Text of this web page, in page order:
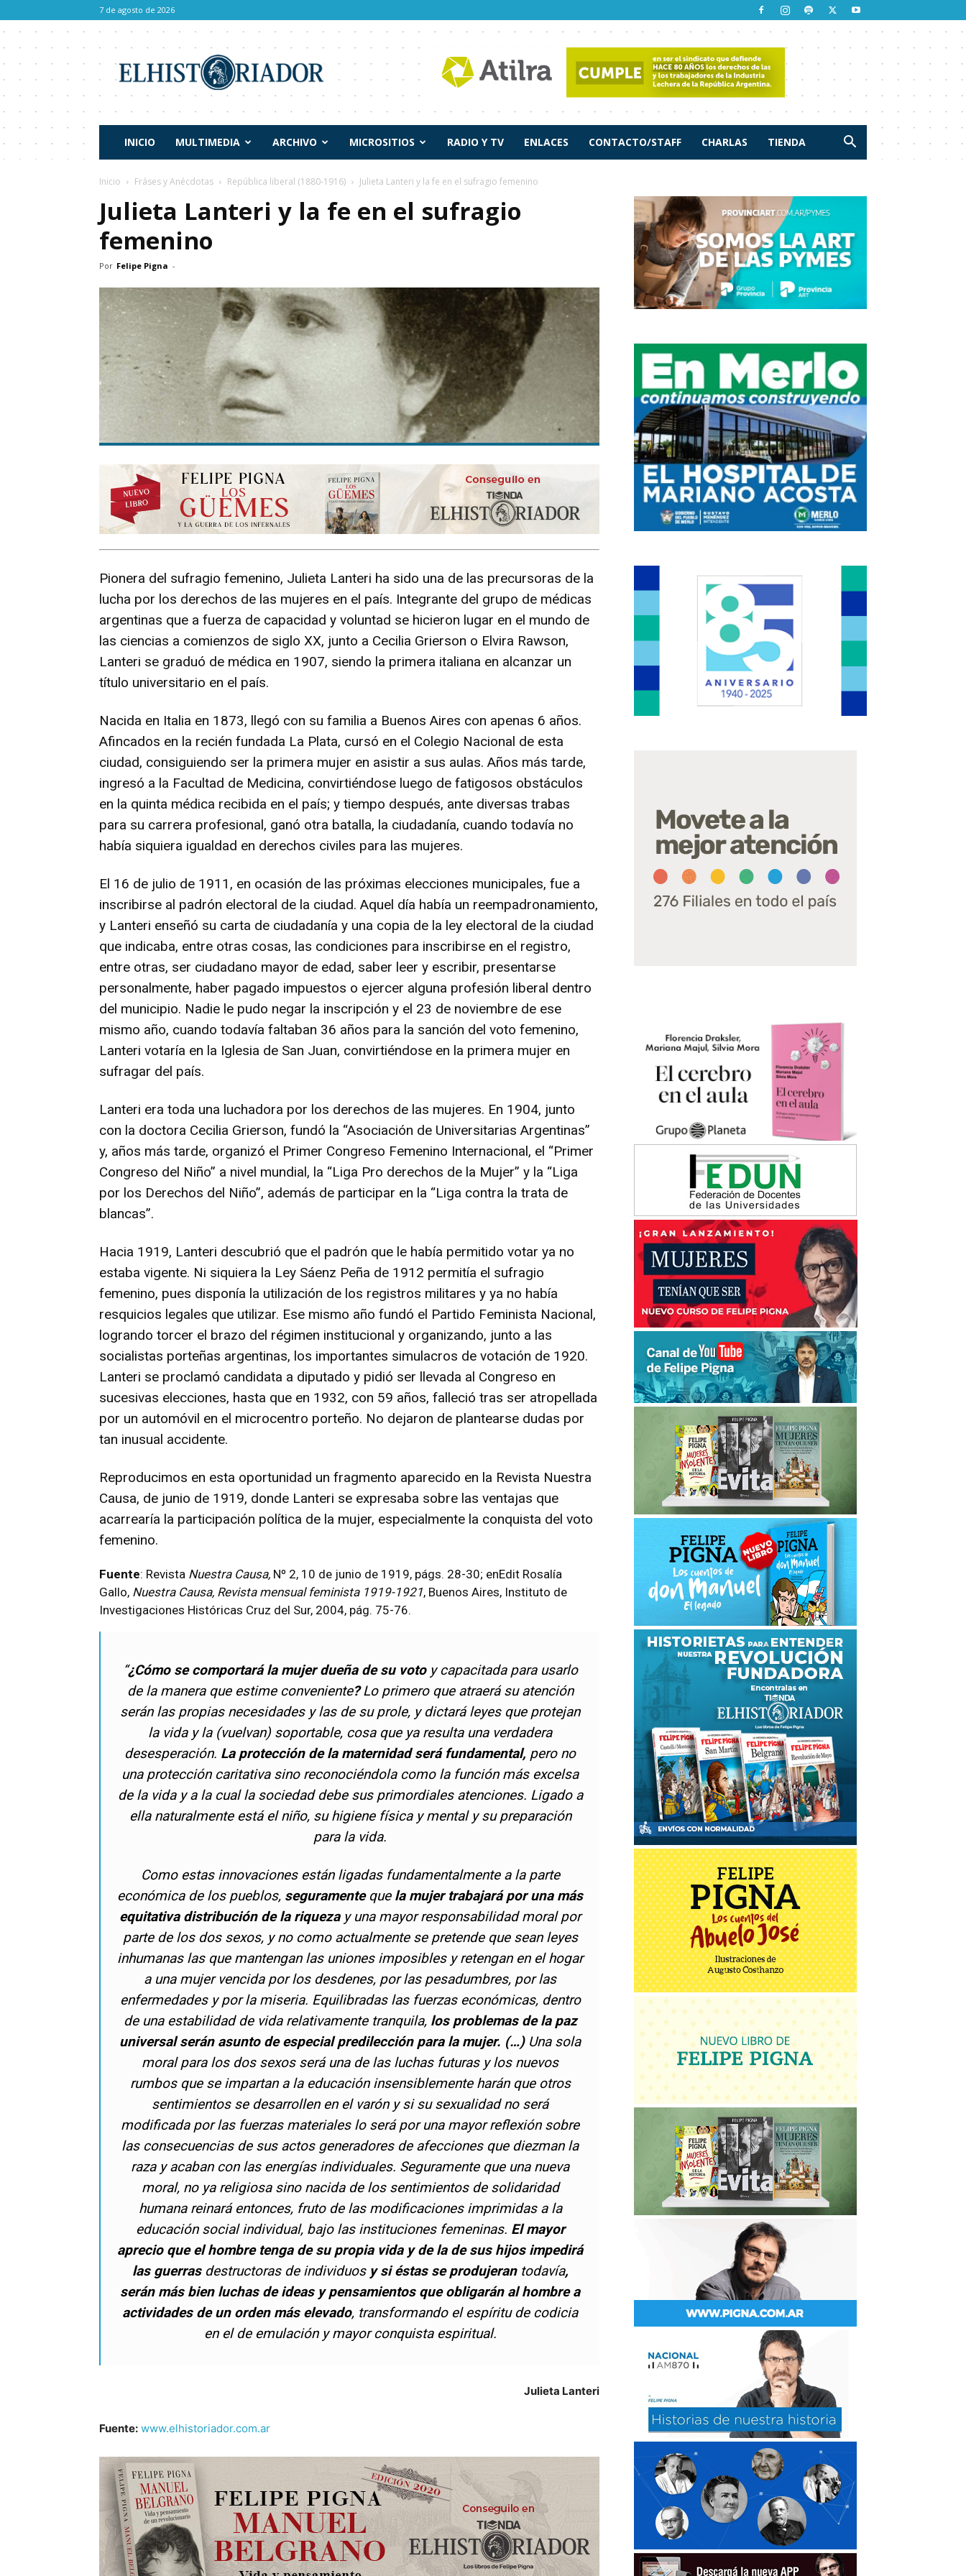
7 de agosto de 2026
Historiador
INICIO MULTIMEDIA ARCHIVO MICROSITIOS RADIO Y TV ENLACES CONTACTO/STAFF CHARLAS TIENDA
Inicio Fráses y Anécdotas República liberal (1880-1916) Julieta Lanteri y la fe en el sufragio femenino
Julieta Lanteri y la fe en el sufragio
femenino
Por Felipe Pigna -
Pionera del sufragio femenino, Julieta Lanteri ha sido una de las precursoras de la
lucha por los derechos de las mujeres en el país. Integrante del grupo de médicas
argentinas que a fuerza de capacidad y voluntad se hicieron lugar en el mundo de
las ciencias a comienzos de siglo XX, junto a Cecilia Grierson o Elvira Rawson,
Lanteri se graduó de médica en 1907, siendo la primera italiana en alcanzar un
título universitario en el país.
Nacida en Italia en 1873, llegó con su familia a Buenos Aires con apenas 6 años.
Afincados en la recién fundada La Plata, cursó en el Colegio Nacional de esta
ciudad, consiguiendo ser la primera mujer en asistir a sus aulas. Años más tarde,
ingresó a la Facultad de Medicina, convirtiéndose luego de fatigosos obstáculos
en la quinta médica recibida en el país; y tiempo después, ante diversas trabas
para su carrera profesional, ganó otra batalla, la ciudadanía, cuando todavía no
había siquiera igualdad en derechos civiles para las mujeres.
El 16 de julio de 1911, en ocasión de las próximas elecciones municipales, fue a
inscribirse al padrón electoral de la ciudad. Aquel día había un reempadronamiento,
y Lanteri enseñó su carta de ciudadanía y una copia de la ley electoral de la ciudad
que indicaba, entre otras cosas, las condiciones para inscribirse en el registro,
entre otras, ser ciudadano mayor de edad, saber leer y escribir, presentarse
personalmente, haber pagado impuestos o ejercer alguna profesión liberal dentro
del municipio. Nadie le pudo negar la inscripción y el 23 de noviembre de ese
mismo año, cuando todavía faltaban 36 años para la sanción del voto femenino,
Lanteri votaría en la Iglesia de San Juan, convirtiéndose en la primera mujer en
sufragar del país.
Lanteri era toda una luchadora por los derechos de las mujeres. En 1904, junto
con la doctora Cecilia Grierson, fundó la “Asociación de Universitarias Argentinas”
y, años más tarde, organizó el Primer Congreso Femenino Internacional, el “Primer
Congreso del Niño” a nivel mundial, la “Liga Pro derechos de la Mujer” y la “Liga
por los Derechos del Niño”, además de participar en la “Liga contra la trata de
blancas”.
Hacia 1919, Lanteri descubrió que el padrón que le había permitido votar ya no
estaba vigente. Ni siquiera la Ley Sáenz Peña de 1912 permitía el sufragio
femenino, pues disponía la utilización de los registros militares y ya no había
resquicios legales que utilizar. Ese mismo año fundó el Partido Feminista Nacional,
logrando torcer el brazo del régimen institucional y organizando, junto a las
socialistas porteñas argentinas, los importantes simulacros de votación de 1920.
Lanteri se proclamó candidata a diputado y pidió ser llevada al Congreso en
sucesivas elecciones, hasta que en 1932, con 59 años, falleció tras ser atropellada
por un automóvil en el microcentro porteño. No dejaron de plantearse dudas por
tan inusual accidente.
Reproducimos en esta oportunidad un fragmento aparecido en la Revista Nuestra
Causa, de junio de 1919, donde Lanteri se expresaba sobre las ventajas que
acarrearía la participación política de la mujer, especialmente la conquista del voto
femenino.
Fuente: Revista Nuestra Causa, Nº 2, 10 de junio de 1919, págs. 28-30; enEdit Rosalía
Gallo, Nuestra Causa, Revista mensual feminista 1919-1921, Buenos Aires, Instituto de
Investigaciones Históricas Cruz del Sur, 2004, pág. 75-76.
“¿Cómo se comportará la mujer dueña de su voto y capacitada para usarlo
de la manera que estime conveniente?Lo primero que atraerá su atención
serán las propias necesidades y las de su prole, y dictará leyes que protejan
la vida y la (vuelvan) soportable, cosa que ya resulta una verdadera
desesperación. La protección de la maternidad será fundamental, pero no
una protección caritativa sino reconociéndola como la función más excelsa
de la vida y a la cual la sociedad debe sus primordiales atenciones. Ligado a
ella naturalmente está el niño, su higiene física y mental y su preparación
para la vida.
Como estas innovaciones están ligadas fundamentalmente a la parte
económica de los pueblos, seguramentequela mujer trabajará por una más
equitativa distribución de la riqueza y una mayor responsabilidad moral por
parte de los dos sexos, y no como actualmente se pretende que sean leyes
inhumanas las que mantengan las uniones imposibles y retengan en el hogar
a una mujer vencida por los desdenes, por las pesadumbres, por las
enfermedades y por la miseria. Equilibradas las fuerzas económicas, dentro
de una estabilidad de vida relativamente tranquila,los problemas de la paz
universal serán asunto de especial predilección para la mujer. (…) Una sola
moral para los dos sexos será una de las luchas futuras y los nuevos
rumbos que se impartan a la educación insensiblemente harán que otros
sentimientos se desarrollen en el varón y si su sexualidad no será
modificada por las fuerzas materiales lo será por una mayor reflexión sobre
las consecuencias de sus actos generadores de afecciones que diezman la
raza y acaban con las energías individuales. Seguramente que una nueva
moral, no ya religiosa sino nacida de los sentimientos de solidaridad
humana reinará entonces, fruto de las modificaciones imprimidas a la
educación social individual, bajo las instituciones femeninas. El mayor
aprecio que el hombre tenga de su propia vida y de la de sus hijos impedirá
las guerras destructoras de individuosy si éstas se produjeran todavía,
serán más bien luchas de ideas y pensamientos que obligarán al hombre a
actividades de un orden más elevado, transformando el espíritu de codicia
en el de emulación y mayor conquista espiritual.
Julieta Lanteri
Fuente: www.elhistoriador.com.ar